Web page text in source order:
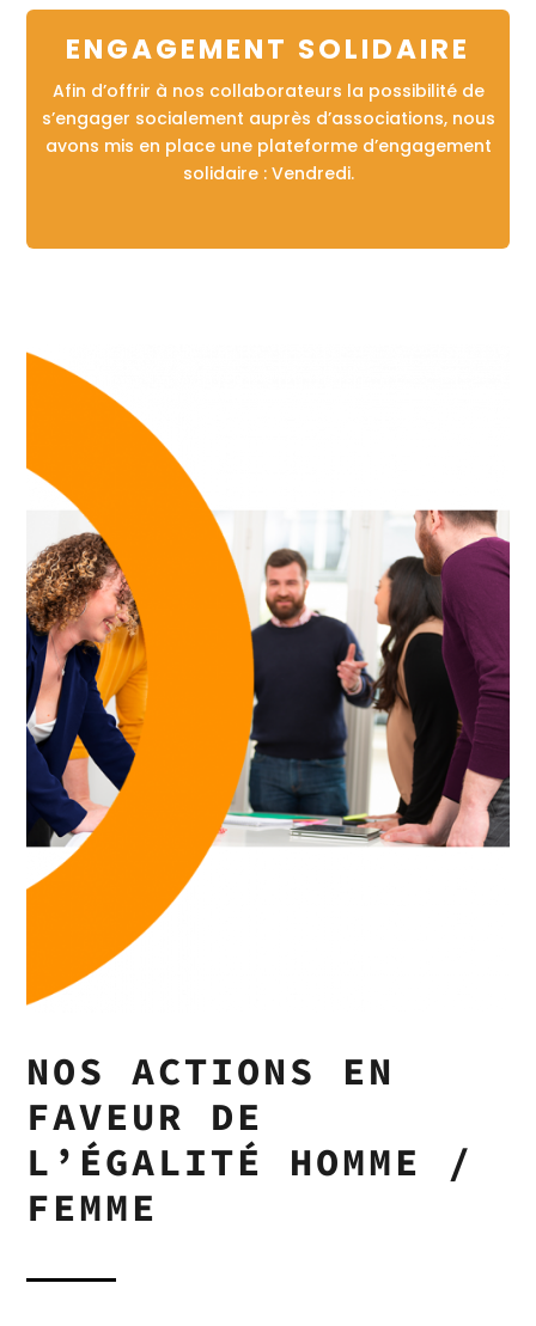
ENGAGEMENT SOLIDAIRE
Afin d’offrir à nos collaborateurs la possibilité de
s’engager socialement auprès d’associations, nous
avons mis en place une plateforme d’engagement
solidaire : Vendredi.
NOS ACTIONS EN
FAVEUR DE
L’ÉGALITÉ HOMME /
FEMME